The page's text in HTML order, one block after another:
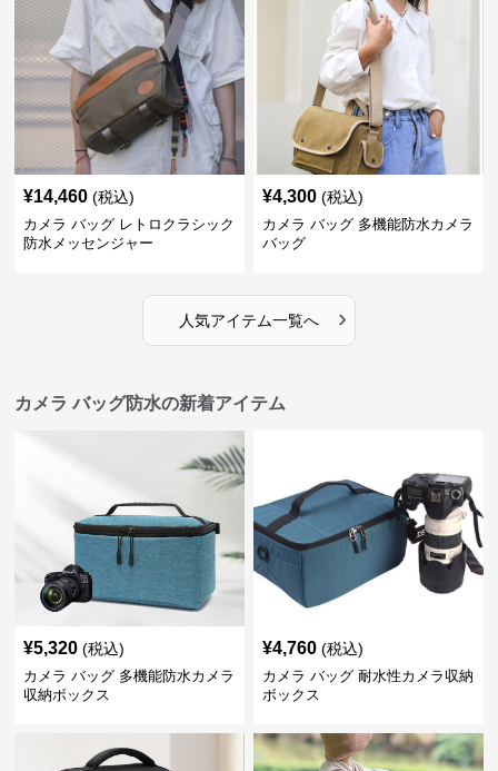
¥14,460 (税込)
カメラ バッグ レトロクラシック
防水メッセンジャー
¥4,300 (税込)
カメラ バッグ 多機能防水カメラ
バッグ
人気アイテム一覧へ ›
カメラ バッグ防水の新着アイテム
¥5,320 (税込)
カメラ バッグ 多機能防水カメラ
収納ボックス
¥4,760 (税込)
カメラ バッグ 耐水性カメラ収納
ボックス